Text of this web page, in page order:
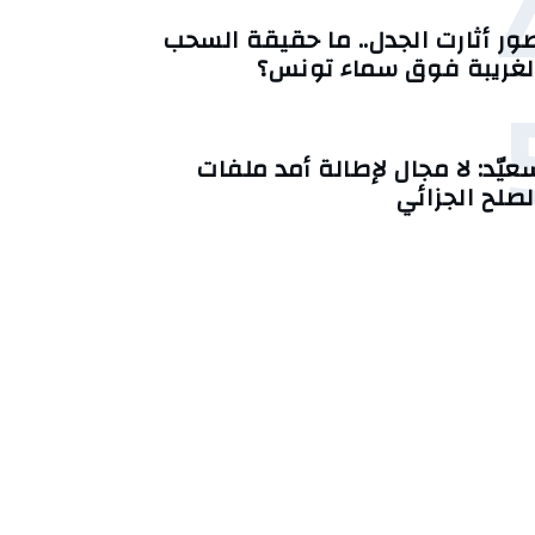
أثارت الجدل.. ما حقيقة السحب
فوق سماء تونس؟
لا مجال لإطالة أمد ملفات
الجزائي